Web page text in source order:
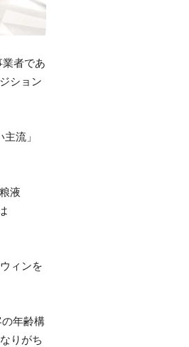
者であ
ション
流」
液
ィンを
年齢構
りがち